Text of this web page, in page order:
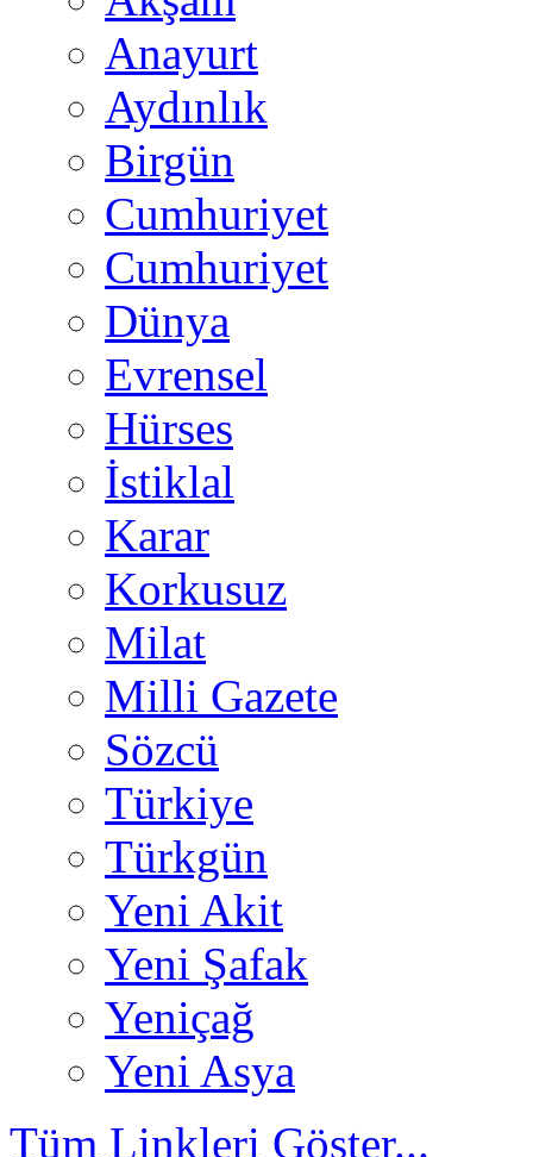
Anayurt
Aydınlık
Birgün
Cumhuriyet
Cumhuriyet
Dünya
Evrensel
Hürses
İstiklal
Karar
Korkusuz
Milat
Milli Gazete
Sözcü
Türkiye
Türkgün
Yeni Akit
Yeni Şafak
Yeniçağ
Yeni Asya
Tüm Linkleri Göster...